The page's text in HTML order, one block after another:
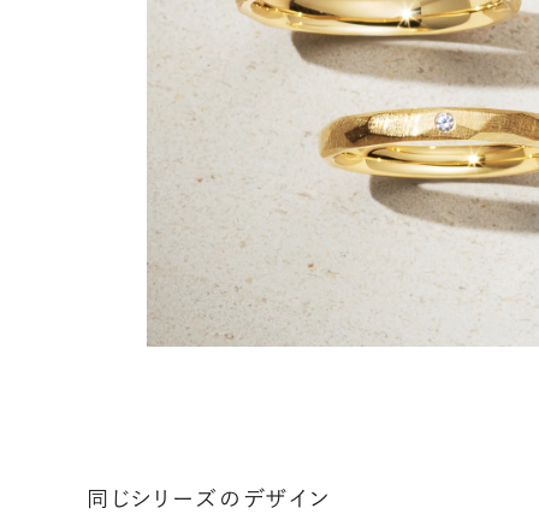
同じシリーズのデザイン